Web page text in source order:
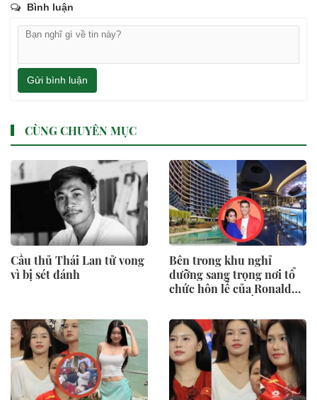
Bình luận
Gửi bình luận
CÙNG CHUYÊN MỤC
Cầu thủ Thái Lan tử vong
vì bị sét đánh
Bên trong khu nghỉ
dưỡng sang trọng nơi tổ
chức hôn lễ của Ronaldo -
triệu đồng/đêm, có quản
gia riêng và hồ bơi vô cực